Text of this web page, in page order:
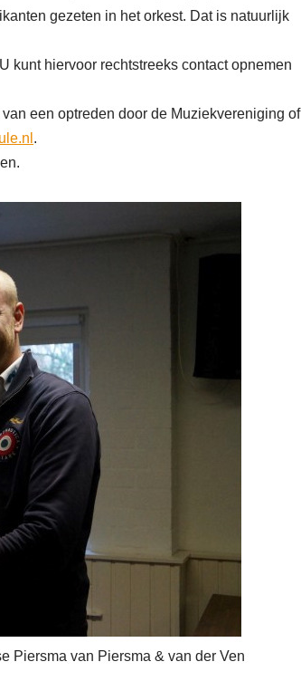
gezeten in het orkest. Dat is natuurlijk
kunt hiervoor rechtstreeks contact opnemen
een optreden door de Muziekvereniging of
.
Piersma van Piersma & van der Ven